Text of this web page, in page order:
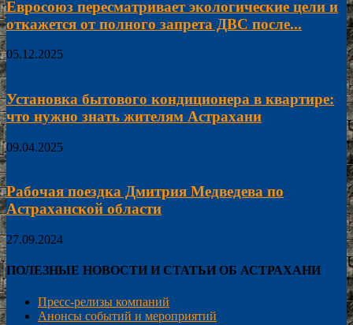
Евросоюз пересматривает экологические цели и
откажется от полного запрета ДВС после...
05.12.2025
Установка бытового кондиционера в квартире:
что нужно знать жителям Астрахани
09.04.2025
Рабочая поездка Дмитрия Медведева по
Астраханской области
27.09.2024
ПОЛЕЗНЫЕ НОВОСТИ И СТАТЬИ ОБ АСТРАХАНИ
Пресс-релизы компаний
Анонсы событий и мероприятий